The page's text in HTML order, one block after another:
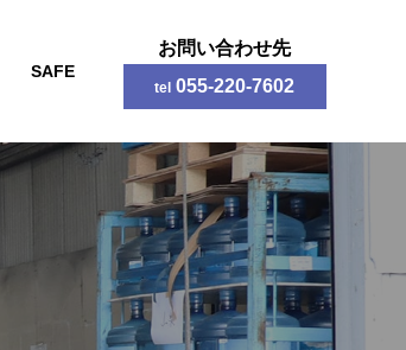
SAFE
お問い合わせ先
tel 055-220-7602